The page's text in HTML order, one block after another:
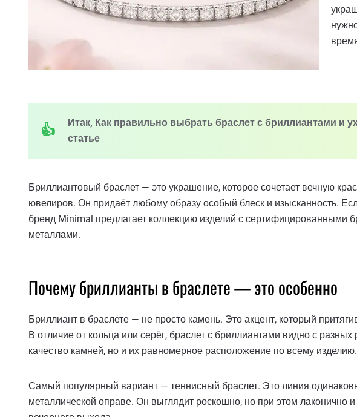
Итак, Как правильно выбрать браслет с бриллиантами и
статье
Бриллиантовый браслет — это украшение, которое сочетает вечную
ювелиров. Он придаёт любому образу особый блеск и изысканность.
бренд Minimal предлагает коллекцию изделий с сертифицированными
металлами.
Почему бриллианты в браслете — это особенно
Бриллиант в браслете — не просто камень. Это акцент, который
В отличие от кольца или серёг, браслет с бриллиантами видно с
качество камней, но и их равномерное расположение по всему изделию.
Самый популярный вариант — теннисный браслет. Это линия
металлической оправе. Он выглядит роскошно, но при этом лаконично